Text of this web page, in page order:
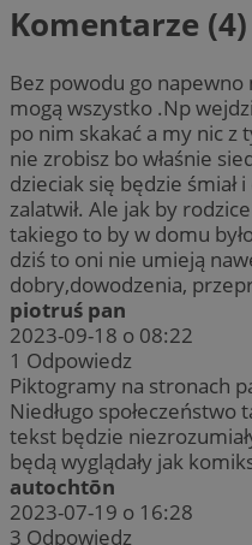
Komentarze (4)
Bez powodu go napewno
mogą wszystko .Np
po nim skakać a my nic
nie zrobisz bo właśnie
dzieciak się będzie śmiał
zalatwił. Ale jak by
takiego to by w domu
dziś to oni nie umieją
dobry,dowodzenia,
piotruś pan
2023-09-18 o 08:22
1 Odpowiedz
Piktogramy na stronach
Niedługo
tekst będzie
będą wyglądały jak
autochtōn
2023-07-19 o 16:28
3 Odpowiedz